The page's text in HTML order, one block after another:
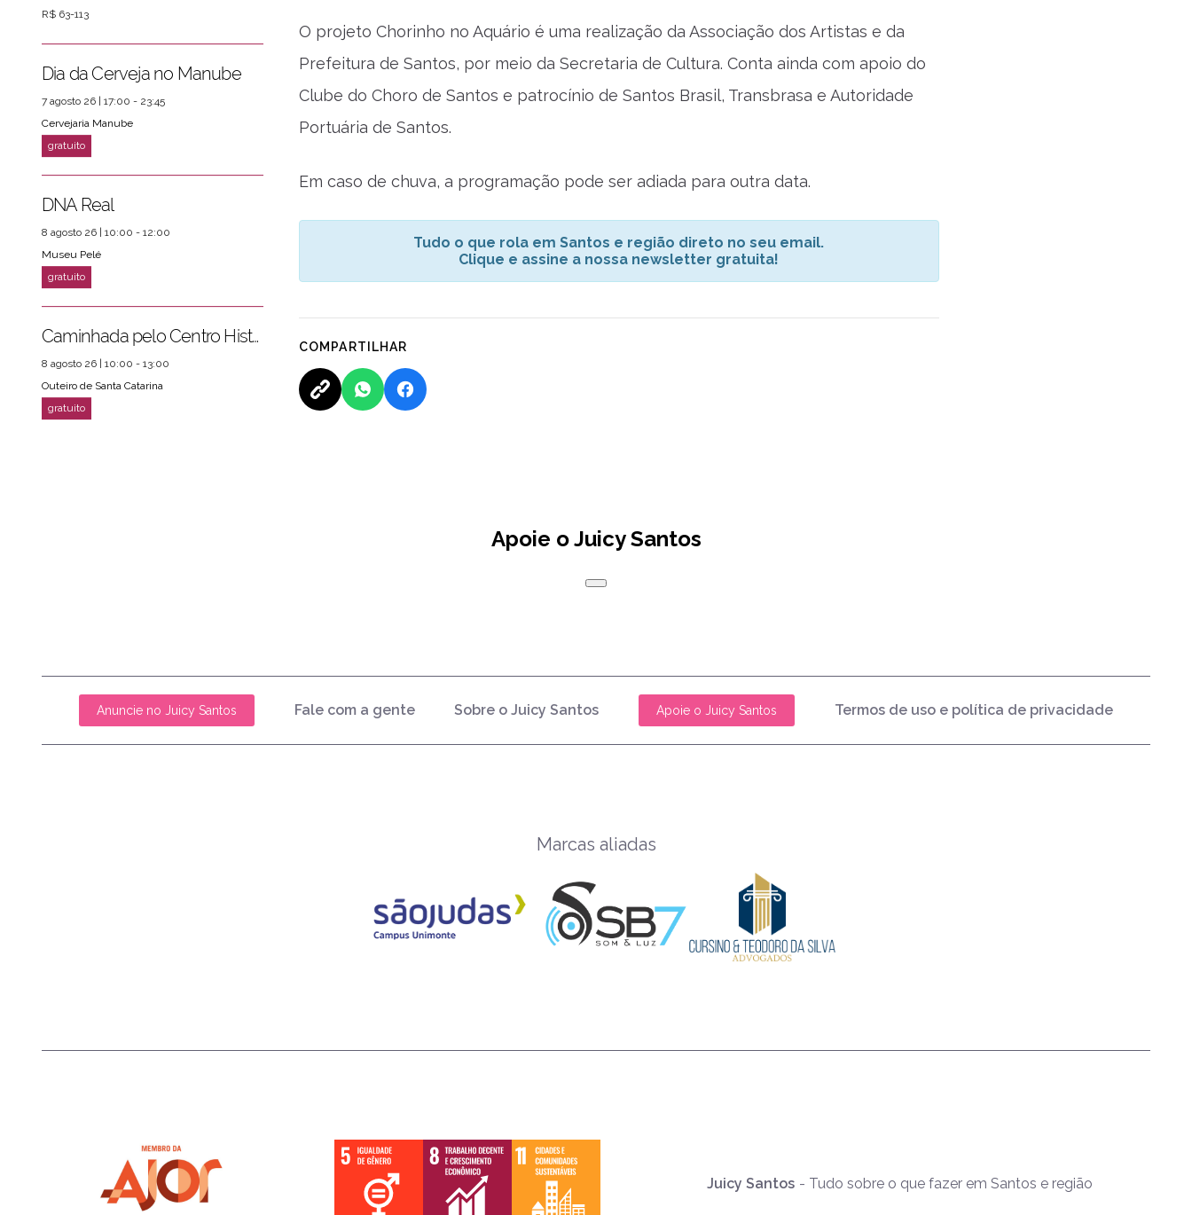
O projeto Chorinho no Aquário é uma realização da Associação dos Artistas e da
Prefeitura de Santos, por meio da Secretaria de Cultura. Conta ainda com apoio do
Clube do Choro de Santos e patrocínio de Santos Brasil, Transbrasa e Autoridade
Portuária de Santos.
Em caso de chuva, a programação pode ser adiada para outra data.
Tudo o que rola em Santos e região direto no seu email.
Clique e assine a nossa newsletter gratuita!
COMPARTILHAR
R$ 63-113
Dia da Cerveja no Manube
7 agosto 26 | 17:00 - 23:45
Cervejaria Manube
DNA Real
8 agosto 26 | 10:00 - 12:00
Museu Pelé
Caminhada pelo Centro Histórico
8 agosto 26 | 10:00 - 13:00
Outeiro de Santa Catarina
Apoie o Juicy Santos
Anuncie no Juicy Santos Fale com a gente Sobre o Juicy Santos Apoie o Juicy Santos Termos de uso e política de privacidade
Marcas aliadas
Juicy Santos - Tudo sobre o que fazer em Santos e região